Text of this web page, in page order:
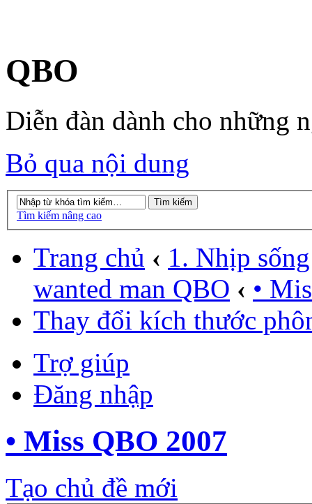
QBO
Diễn đàn dành cho những
Bỏ qua nội dung
Tìm kiếm nâng cao
Trang chủ ‹ 1. Nhịp
wanted man QBO ‹ •
Thay đổi kích thước
Trợ giúp
Đăng nhập
• Miss QBO 2007
Tạo chủ đề mới